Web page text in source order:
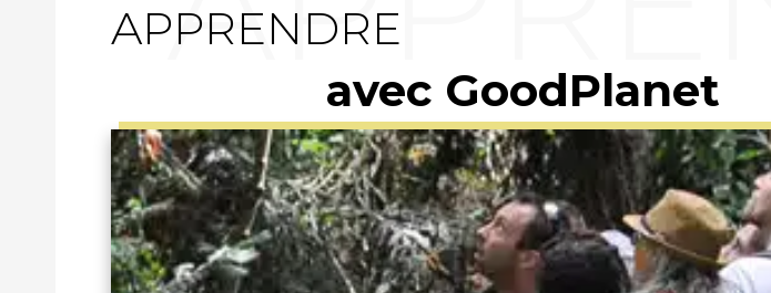
APPRENDRE
avec GoodPlanet